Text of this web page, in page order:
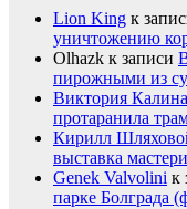
Lion King к
уничтожению
Olhazk к записи
пирожными из
Виктория Калина
протаранила
Кирилл
выставка
Genek Valvolini к
парке Болграда